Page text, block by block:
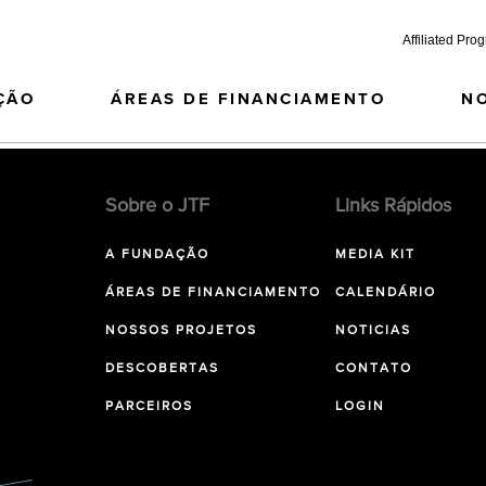
Affiliated
ÁREAS DE FINANCIAMENTO
Sobre o JTF
A FUNDAÇÃO
ÁREAS DE FINANCIAMENTO
NOSSOS PROJETOS
DESCOBERTAS
PARCEIROS
Links Rápidos
MEDIA KIT
CALENDÁRIO
NOTICIAS
CONTATO
LOGIN